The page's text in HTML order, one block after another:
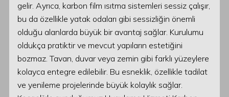
gelir. Ayrıca, karbon film ısıtma sistemleri sessiz çalışır,
bu da özellikle yatak odaları gibi sessizliğin önemli
olduğu alanlarda büyük bir avantaj sağlar. Kurulumu
oldukça pratiktir ve mevcut yapıların estetiğini
bozmaz. Tavan, duvar veya zemin gibi farklı yüzeylere
kolayca entegre edilebilir. Bu esneklik, özellikle tadilat
ve yenileme projelerinde büyük kolaylık sağlar.